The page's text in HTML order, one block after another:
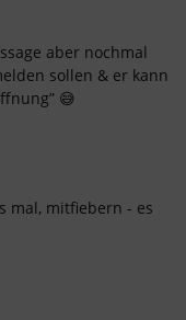
aber nochmal
sollen & er kann
😅
mal, mitfiebern - es